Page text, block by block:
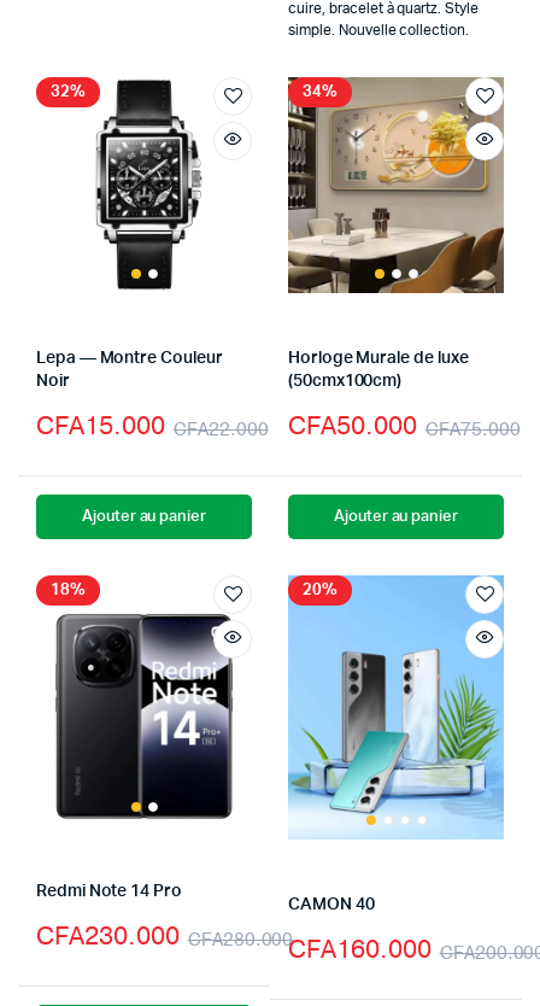
cuire, bracelet à quartz. Style
simple. Nouvelle collection.
32%
Lepa — Montre Couleur
Noir
CFA22.000
CFA15.000
Ajouter au panier
34%
Horloge Murale de luxe
(50cmx100cm)
CFA75.000
CFA50.000
Ajouter au panier
18%
Redmi Note 14 Pro
CFA280.000
CFA230.000
20%
CAMON 40
CFA
CFA160.000